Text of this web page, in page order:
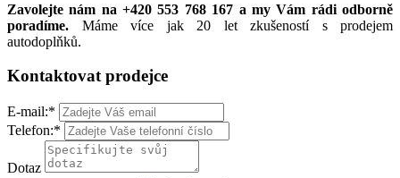
Zavolejte nám na +420 553 768 167 a my Vám rádi odborně
poradíme. Máme více jak 20 let zkušeností s prodejem
autodoplňků.
Kontaktovat prodejce
E-mail:*
Telefon:*
Dotaz